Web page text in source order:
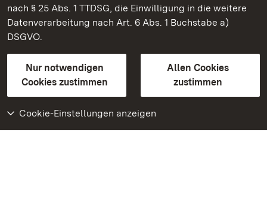
nach § 25 Abs. 1 TTDSG, die Einwilligung in die weitere
Datenverarbeitung nach Art. 6 Abs. 1 Buchstabe a)
DSGVO.
Nur notwendigen
Cookies zustimmen
Allen Cookies
zustimmen
Cookie-Einstellungen anzeigen
Staatliche Schlösser und Gärten Baden-Württemberg
Kontakt
GebärdenspracheLeichte Sprache
Erklärung zur Barrierefreiheit
BITV-konform (geprüfte Seiten)
Weiteres